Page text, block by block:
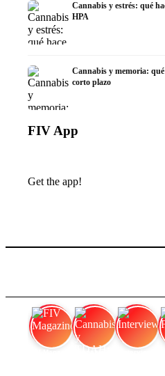
Cannabis y estrés: qué
HPA
Cannabis y memoria:
corto plazo
FIV App
Get the app!